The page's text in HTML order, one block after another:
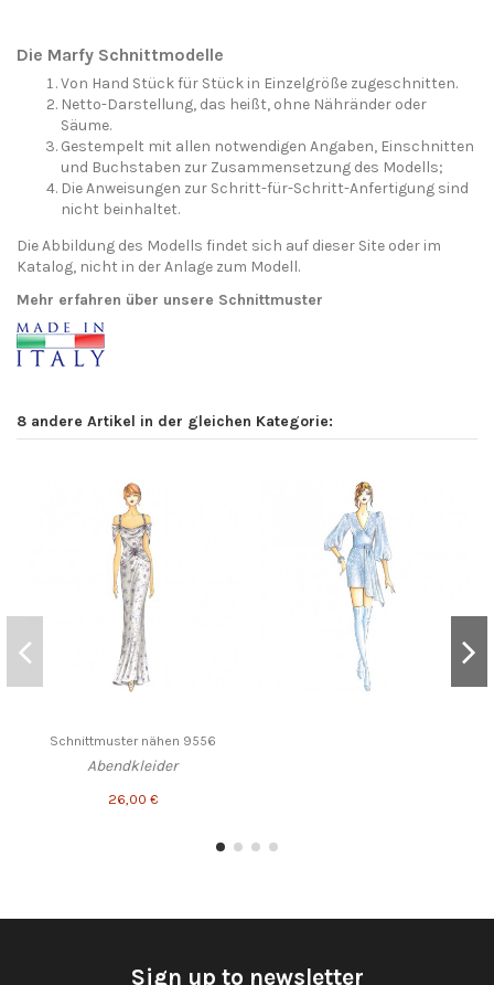
Die Marfy Schnittmodelle
Von Hand Stück für Stück in Einzelgröße zugeschnitten.
Netto-Darstellung, das heißt, ohne Nähränder oder
Säume.
Gestempelt mit allen notwendigen Angaben, Einschnitten
und Buchstaben zur Zusammensetzung des Modells;
Die Anweisungen zur Schritt-für-Schritt-Anfertigung sind
nicht beinhaltet.
Die Abbildung des Modells findet sich auf dieser Site oder im
Katalog, nicht in der Anlage zum Modell.
Mehr erfahren über unsere Schnittmuster
8 andere Artikel in der gleichen Kategorie:
Schnittmuster nähen 9556
Abendkleider
26,00 €
Sign up to newsletter